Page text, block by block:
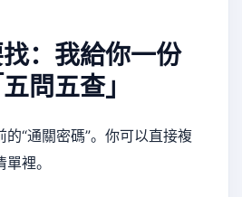
：我給你一份
問五查」
“通關密碼”。你可以直接複
裡。